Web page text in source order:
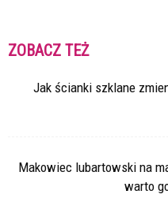
ZOBACZ TEŻ
Jak ścianki szklane
Makowiec lubartowski na
warto